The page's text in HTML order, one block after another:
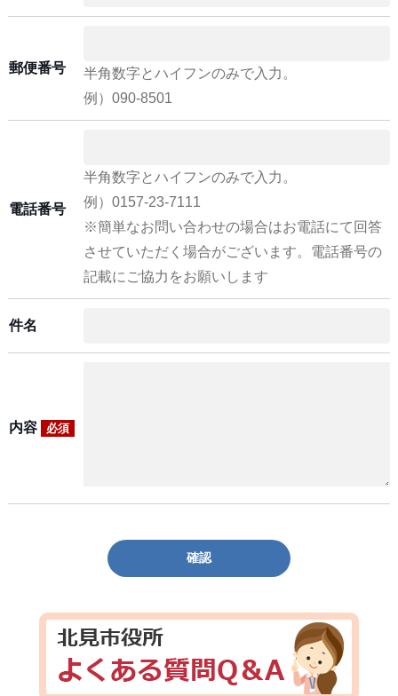
郵便番号
半角数字とハイフンのみで入力。
例）090-8501
電話番号
半角数字とハイフンのみで入力。
例）0157-23-7111
※簡単なお問い合わせの場合はお電話にて回答
させていただく場合がございます。電話番号の
記載にご協力をお願いします
件名
内容 必須
確認